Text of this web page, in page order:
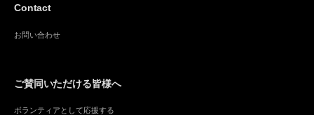
Contact
お問い合わせ
ご賛同いただける皆様へ
ボランティアとして応援する